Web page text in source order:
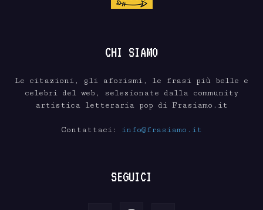
CHI SIAMO
Le citazioni, gli aforismi, le frasi più belle e
celebri del web, selezionate dalla community
artistica letteraria pop di Frasiamo.it
Contattaci: info@frasiamo.it
SEGUICI